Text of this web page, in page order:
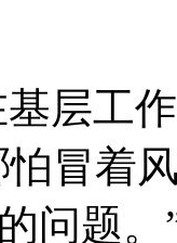
层工
怕冒着
问题。